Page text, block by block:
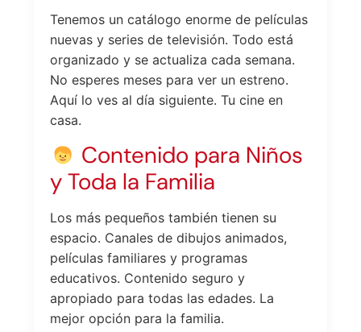
Tenemos un catálogo enorme de películas
nuevas y series de televisión. Todo está
organizado y se actualiza cada semana.
No esperes meses para ver un estreno.
Aquí lo ves al día siguiente. Tu cine en
casa.
Contenido para Niños
y Toda la Familia
Los más pequeños también tienen su
espacio. Canales de dibujos animados,
películas familiares y programas
educativos. Contenido seguro y
apropiado para todas las edades. La
mejor opción para la familia.